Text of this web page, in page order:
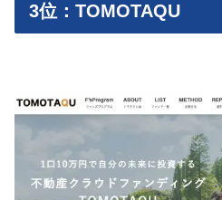
3位：TOMOTAQU